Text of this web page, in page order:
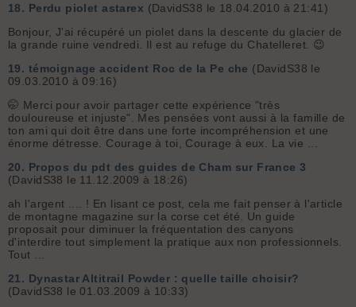
18. Perdu piolet astarex (DavidS38 le 18.04.2010 à 21:41)
Bonjour, J'ai récupéré un piolet dans la descente du glacier de
la grande ruine vendredi. Il est au refuge du Chatelleret. 😉
19. témoignage accident Roc de la Pe che (DavidS38 le
09.03.2010 à 09:16)
🤭 Merci pour avoir partager cette expérience "très
douloureuse et injuste". Mes pensées vont aussi à la famille de
ton ami qui doit être dans une forte incompréhension et une
énorme détresse. Courage à toi, Courage à eux. La vie ...
20. Propos du pdt des guides de Cham sur France 3
(DavidS38 le 11.12.2009 à 18:26)
ah l'argent .... ! En lisant ce post, cela me fait penser à l'article
de montagne magazine sur la corse cet été. Un guide
proposait pour diminuer la fréquentation des canyons
d'interdire tout simplement la pratique aux non professionnels.
Tout ...
21. Dynastar Altitrail Powder : quelle taille choisir?
(DavidS38 le 01.03.2009 à 10:33)